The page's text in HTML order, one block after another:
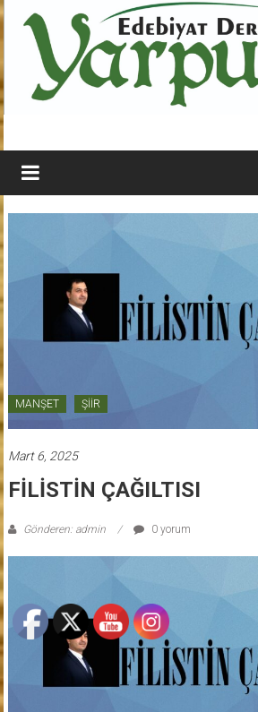
İçeriğe
geç
YARPUZ
Edebiyat
Dergisi
Dergisi
MANŞET ŞİİR
Mart 6, 2025
FİLİSTİN ÇAĞILTISI
Gönderen: admin 0 yorum